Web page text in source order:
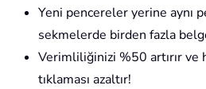
Yeni pencereler yerine aynı
sekmelerde birden fazla
Verimliliğinizi %50 artırır ve
tıklaması azaltır!